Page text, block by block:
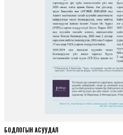
БОДЛОГЫН АСУУДАЛ